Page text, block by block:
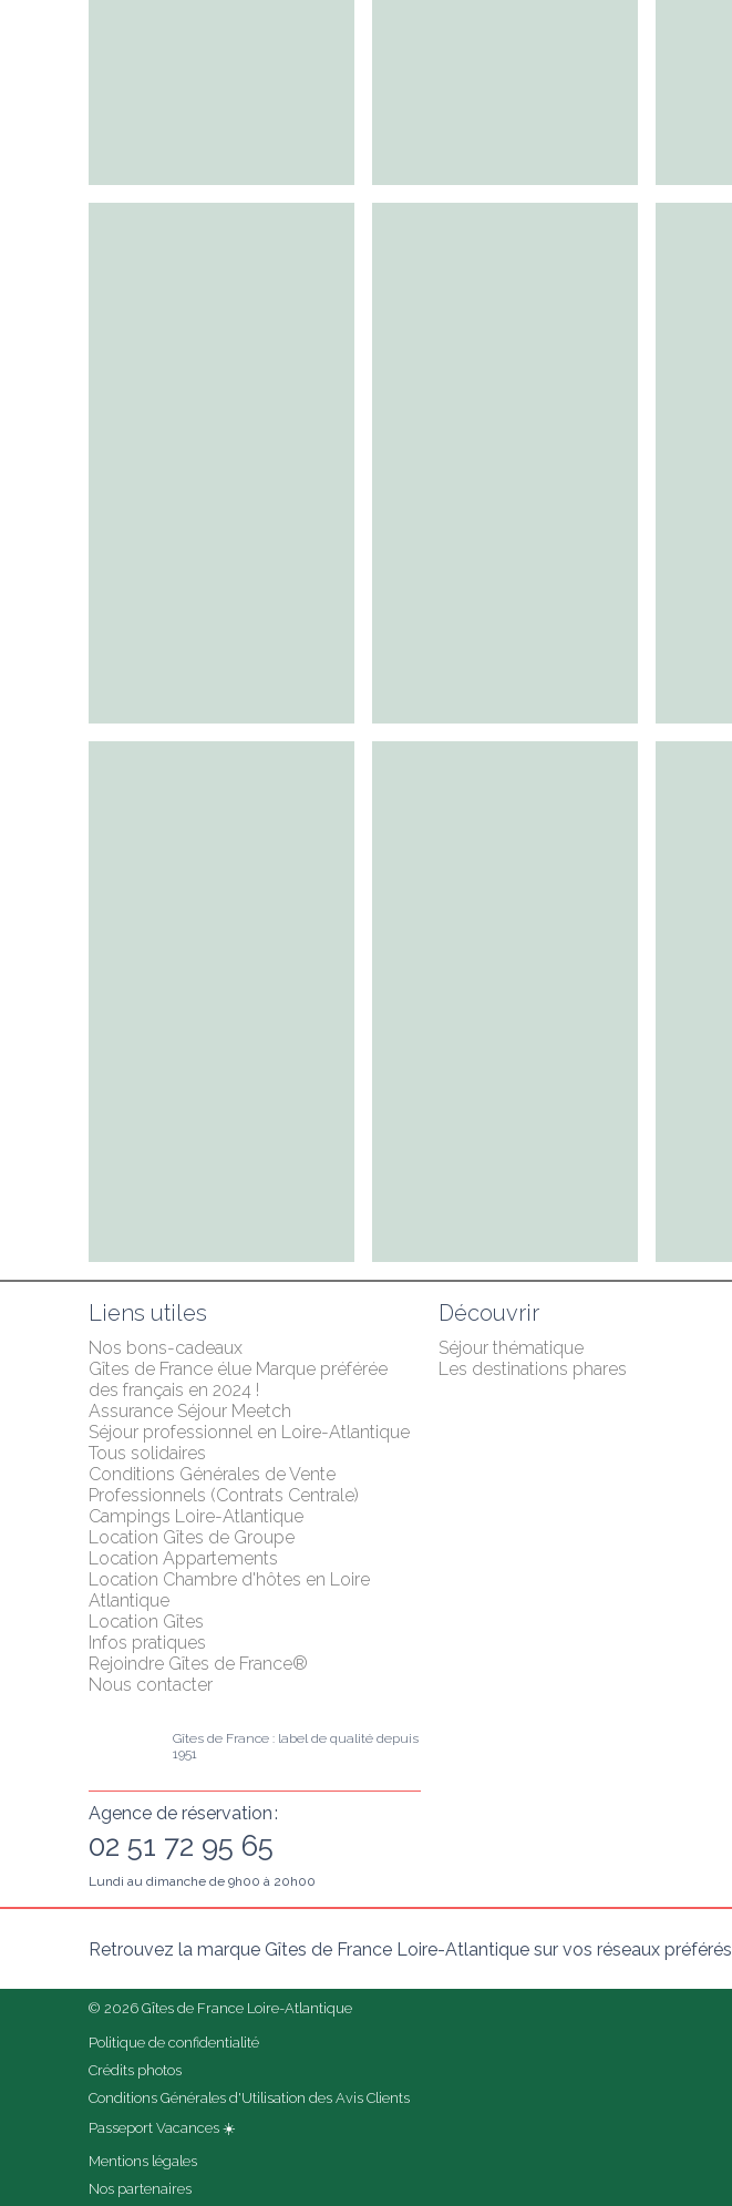
Liens utiles
Nos bons-cadeaux
Gîtes de France élue Marque préférée
des français en 2024 !
Assurance Séjour Meetch
Séjour professionnel en Loire-Atlantique
Tous solidaires
Conditions Générales de Vente
Professionnels (Contrats Centrale)
Campings Loire-Atlantique
Location Gîtes de Groupe
Location Appartements
Location Chambre d'hôtes en Loire
Atlantique
Location Gîtes
Infos pratiques
Rejoindre Gîtes de France®
Nous contacter
Découvrir
Séjour thématique
Les destinations phares
Gîtes de France : label de qualité depuis
1951
Agence de réservation :
02 51 72 95 65
Lundi au dimanche de 9h00 à 20h00
Retrouvez la marque Gîtes de France Loire-Atlantique sur vos réseaux préférés
© 2026 Gîtes de France Loire-Atlantique
Politique de confidentialité
Crédits photos
Conditions Générales d'Utilisation des Avis Clients
Passeport Vacances ☀️
Mentions légales
Nos partenaires